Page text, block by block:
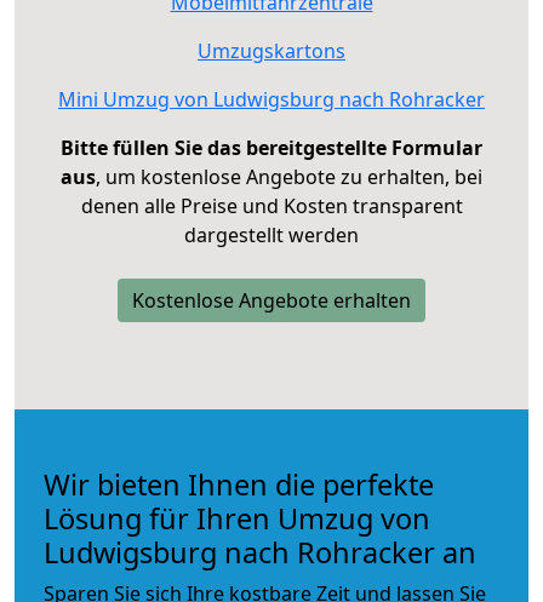
Umzugskartons
Mini Umzug von Ludwigsburg nach Rohracker
Bitte füllen Sie das bereitgestellte Formular
aus, um kostenlose Angebote zu erhalten, bei
denen alle Preise und Kosten transparent
dargestellt werden
Kostenlose Angebote erhalten
Wir bieten Ihnen die perfekte
Lösung für Ihren Umzug von
Ludwigsburg nach Rohracker an
Sparen Sie sich Ihre kostbare Zeit und lassen Sie